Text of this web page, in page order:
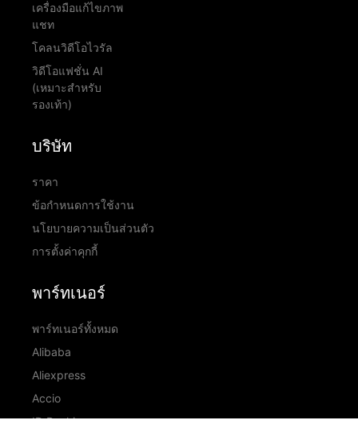
เครื่องมือแก้ไขภาพ
แชท
โคลนวิดีโอไวรัล
วิดีโอแฟชั่น AI
(เหมาะสำหรับ
รองเท้า)
บริษัท
ราคา
ข้อกำหนดการใช้งาน
นโยบายความเป็นส่วนตัว
การตั้งค่าคุกกี้
พาร์ทเนอร์
พาร์ทเนอร์ทั้งหมด
Alibaba
Aliexpress
Accio
ID Ranking